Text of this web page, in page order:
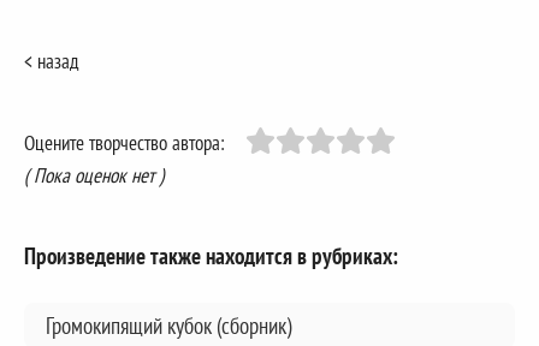
< назад
Оцените творчество автора:
( Пока оценок нет )
Произведение также находится в рубриках:
Громокипящий кубок (сборник)